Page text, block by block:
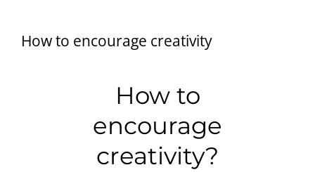
How to encourage creativity
How to
encourage
creativity?